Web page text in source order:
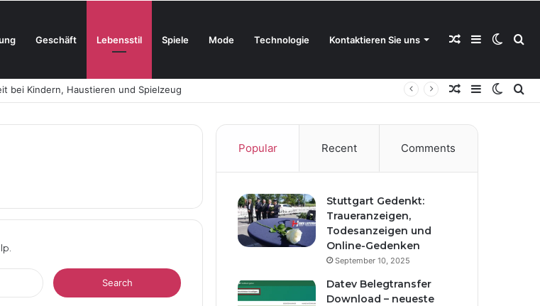
Geschäft Lebensstil Spiele Mode Technologie Kontaktieren Sie uns Switch
Sidebar
Random
bei Kindern, Haustieren und Spielzeug
Switch
Sidebar
Random
Search
for:
Popular Recent Comments
Stuttgart Gedenkt:
Traueranzeigen,
Todesanzeigen und
Online-Gedenken
September 10, 2025
Datev Belegtransfer
Download – neueste